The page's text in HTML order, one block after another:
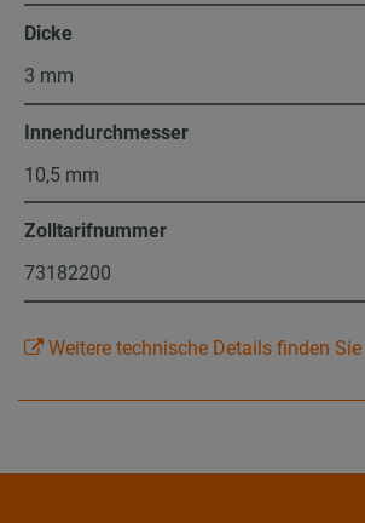
Dicke
3 mm
Innendurchmesser
10,5 mm
Zolltarifnummer
73182200
Weitere technische Details finden